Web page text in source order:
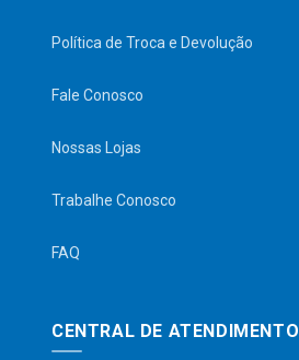
Política de Troca e Devolução
Fale Conosco
Nossas Lojas
Trabalhe Conosco
FAQ
CENTRAL DE ATENDIMENTO